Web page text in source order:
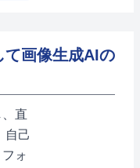
て画像生成AIの
直
自己
ォ